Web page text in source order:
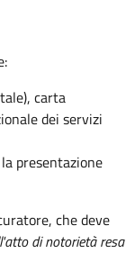
carta
dei servizi
presentazione
che deve
di notorietà resa